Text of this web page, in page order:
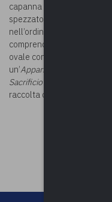
capanna e decorazioni
spezzato del portale e
nell’ordine superiore. Il
comprende affreschi
ovale con il viso di Maria, l’
un’Apparizione di Fatima
Sacrificio di Isacco
raccolta della manna.